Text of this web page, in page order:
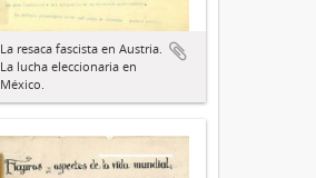
La resaca fascista en Austria.
La lucha eleccionaria en
México.